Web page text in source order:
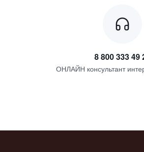
8 800 333 49
ОНЛАЙН консультант